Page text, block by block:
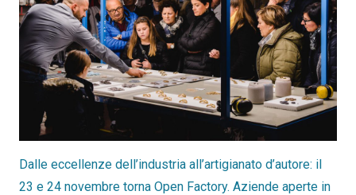
Dalle eccellenze dell’industria all’artigianato d’autore: il
23 e 24 novembre torna Open Factory. Aziende aperte in